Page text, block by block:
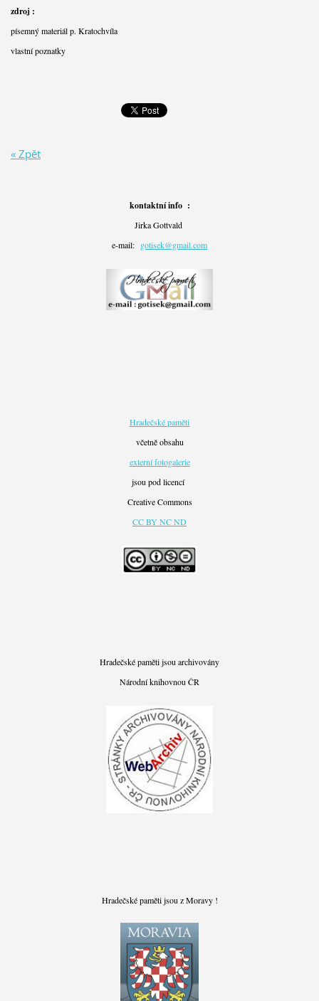
zdroj :
písemný materiál p. Kratochvíla
vlastní poznatky
« Zpět
kontaktní info :
Jirka Gottvald
e-mail: gotisek@gmail.com
Hradečské paměti
včetně obsahu
externí fotogalerie
jsou pod licencí
Creative Commons
CC BY NC ND
Hradečské paměti jsou archivovány
Národní knihovnou ČR
Hradečské paměti jsou z Moravy !